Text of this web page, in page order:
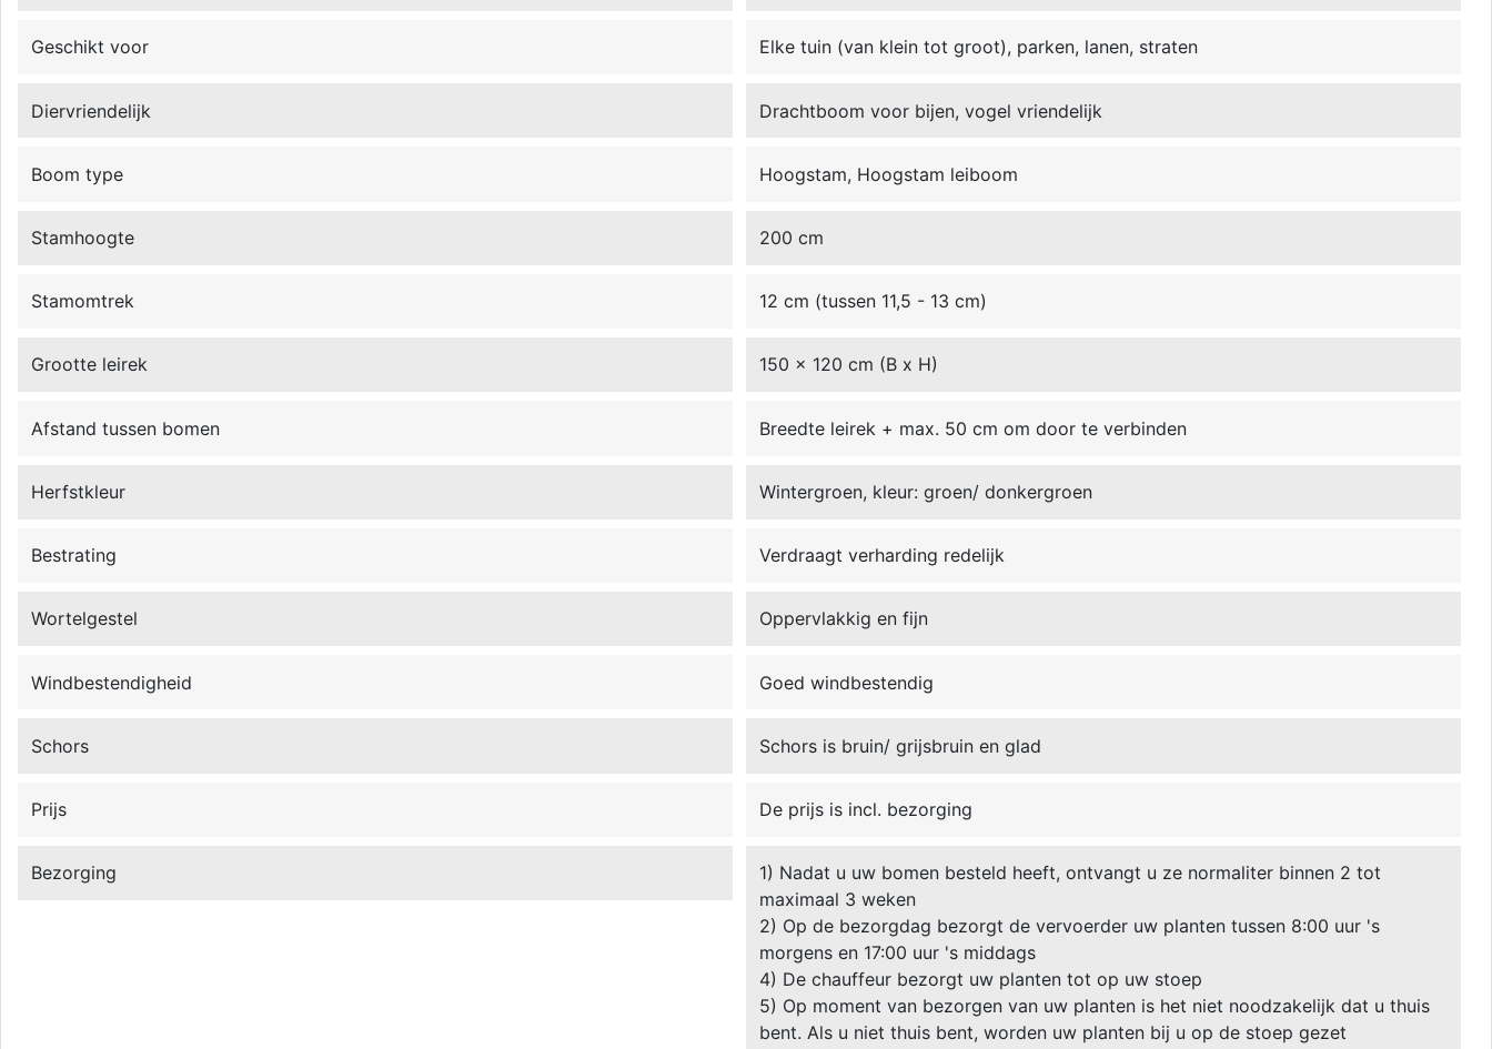
Geschikt voor Elke tuin (van klein tot groot), parken, lanen, straten
Diervriendelijk Drachtboom voor bijen, vogel vriendelijk
Boom type Hoogstam, Hoogstam leiboom
Stamhoogte 200 cm
Stamomtrek 12 cm (tussen 11,5 - 13 cm)
Grootte leirek 150 x 120 cm (B x H)
Afstand tussen bomen Breedte leirek + max. 50 cm om door te verbinden
Herfstkleur Wintergroen, kleur: groen/ donkergroen
Bestrating Verdraagt verharding redelijk
Wortelgestel Oppervlakkig en fijn
Windbestendigheid Goed windbestendig
Schors Schors is bruin/ grijsbruin en glad
Prijs De prijs is incl. bezorging
Bezorging
1) Nadat u uw bomen besteld heeft, ontvangt u ze normaliter binnen 2 tot
maximaal 3 weken
2) Op de bezorgdag bezorgt de vervoerder uw planten tussen 8:00 uur 's
morgens en 17:00 uur 's middags
4) De chauffeur bezorgt uw planten tot op uw stoep
5) Op moment van bezorgen van uw planten is het niet noodzakelijk dat u thuis
bent. Als u niet thuis bent, worden uw planten bij u op de stoep gezet